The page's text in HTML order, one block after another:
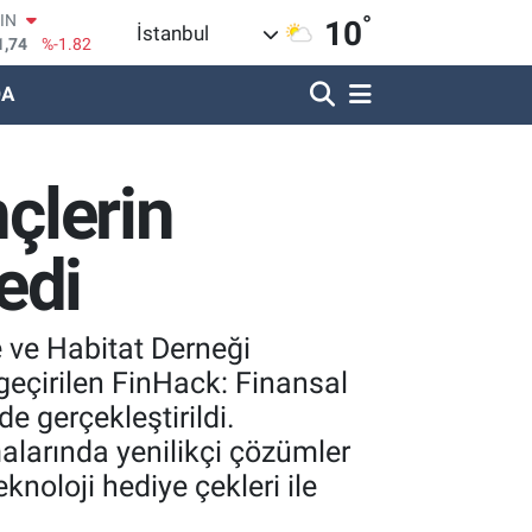
%0.02
%0.19
İstanbul 10°
Habitat Derneği
FinHack: Finansal
gerçekleştirildi.
yenilikçi çözümler
hediye çekleri ile